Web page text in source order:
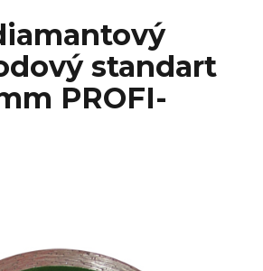
standart
PROFI-